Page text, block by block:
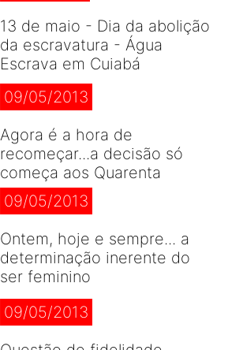
13 de maio - Dia da abolição
da escravatura - Água
Escrava em Cuiabá
09/05/2013
Agora é a hora de
recomeçar...a decisão só
começa aos Quarenta
09/05/2013
Ontem, hoje e sempre... a
determinação inerente do
ser feminino
09/05/2013